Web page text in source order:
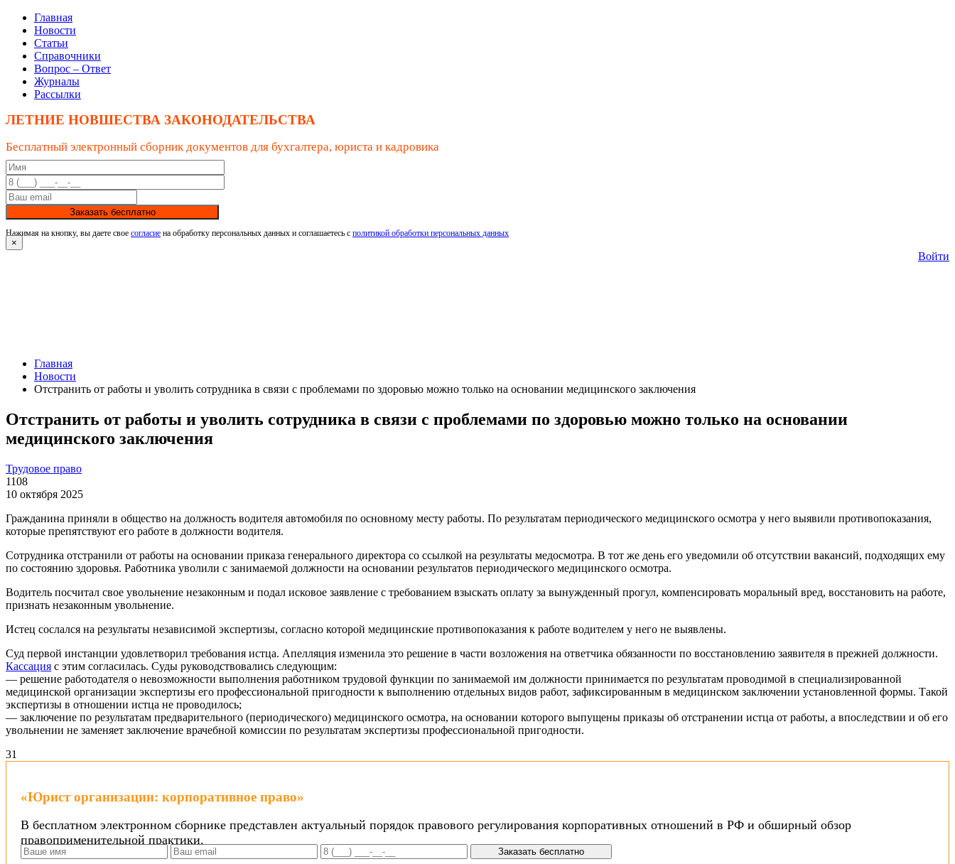
Главная
Новости
Статьи
Справочники
Вопрос – Ответ
Журналы
Рассылки
ЛЕТНИЕ НОВШЕСТВА ЗАКОНОДАТЕЛЬСТВА
Бесплатный электронный сборник документов для бухгалтера, юриста и кадровика
Заказать бесплатно
Нажимая на кнопку, вы даете свое согласие на обработку персональных данных и соглашаетесь с политикой обработки персональных данных
×
Войти
Главная
Новости
Отстранить от работы и уволить сотрудника в связи с проблемами по здоровью можно только на основании медицинского заключения
Отстранить от работы и уволить сотрудника в связи с проблемами по здоровью можно только на основании
медицинского заключения
Трудовое право
1108
10 октября 2025
Гражданина приняли в общество на должность водителя автомобиля по основному месту работы. По результатам периодического медицинского осмотра у него выявили противопоказания,
которые препятствуют его работе в должности водителя.
Сотрудника отстранили от работы на основании приказа генерального директора со ссылкой на результаты медосмотра. В тот же день его уведомили об отсутствии вакансий, подходящих ему
по состоянию здоровья. Работника уволили с занимаемой должности на основании результатов периодического медицинского осмотра.
Водитель посчитал свое увольнение незаконным и подал исковое заявление с требованием взыскать оплату за вынужденный прогул, компенсировать моральный вред, восстановить на работе,
признать незаконным увольнение.
Истец сослался на результаты независимой экспертизы, согласно которой медицинские противопоказания к работе водителем у него не выявлены.
Суд первой инстанции удовлетворил требования истца. Апелляция изменила это решение в части возложения на ответчика обязанности по восстановлению заявителя в прежней должности.
Кассация с этим согласилась. Суды руководствовались следующим:
— решение работодателя о невозможности выполнения работником трудовой функции по занимаемой им должности принимается по результатам проводимой в специализированной
медицинской организации экспертизы его профессиональной пригодности к выполнению отдельных видов работ, зафиксированным в медицинском заключении установленной формы. Такой
экспертизы в отношении истца не проводилось;
— заключение по результатам предварительного (периодического) медицинского осмотра, на основании которого выпущены приказы об отстранении истца от работы, а впоследствии и об его
увольнении не заменяет заключение врачебной комиссии по результатам экспертизы профессиональной пригодности.
31
«Юрист организации: корпоративное право»
В бесплатном электронном сборнике представлен актуальный порядок правового регулирования корпоративных отношений в РФ и обширный обзор
правоприменительной практики.
Заказать бесплатно